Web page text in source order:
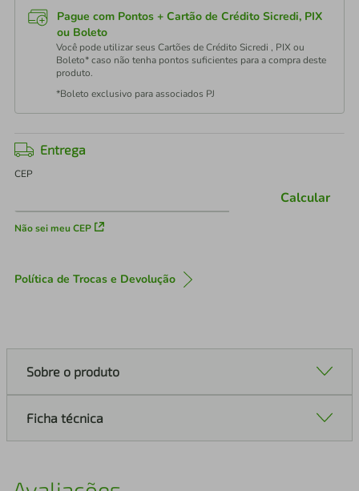
Pague com Pontos + Cartão de Crédito Sicredi, PIX
ou Boleto
Você pode utilizar seus Cartões de Crédito Sicredi , PIX ou
Boleto* caso não tenha pontos suficientes para a compra deste
produto.
*Boleto exclusivo para associados PJ
Entrega
CEP
Não sei meu CEP
Calcular
Política de Trocas e Devolução
Sobre o produto
Ficha técnica